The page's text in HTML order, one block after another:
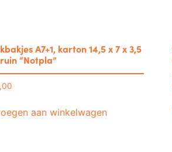
A7+1, karton 14,5 x 7 x 3,5
“Notpla”
aan winkelwagen